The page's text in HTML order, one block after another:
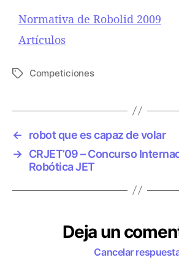
Normativa de Robolid 2009
Respecto a
Artículos
E
q
e
t
Competiciones
←
robot que es capaz de volar
→ CRJET’09 – Concurso
Robótica JET
Deja un
Cancelar